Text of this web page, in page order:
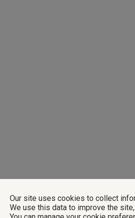
Our site uses cookies to collect
We use this data to improve the